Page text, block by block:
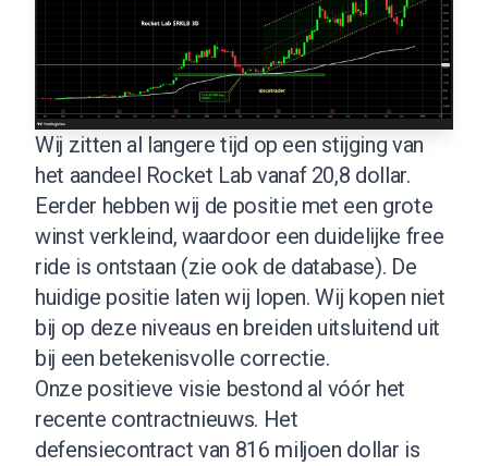
Wij zitten al langere tijd op een stijging van
het aandeel Rocket Lab vanaf 20,8 dollar.
Eerder hebben wij de positie met een grote
winst verkleind, waardoor een duidelijke free
ride is ontstaan (zie ook de database). De
huidige positie laten wij lopen. Wij kopen niet
bij op deze niveaus en breiden uitsluitend uit
bij een betekenisvolle correctie.
Onze positieve visie bestond al vóór het
recente contractnieuws. Het
defensiecontract van 816 miljoen dollar is